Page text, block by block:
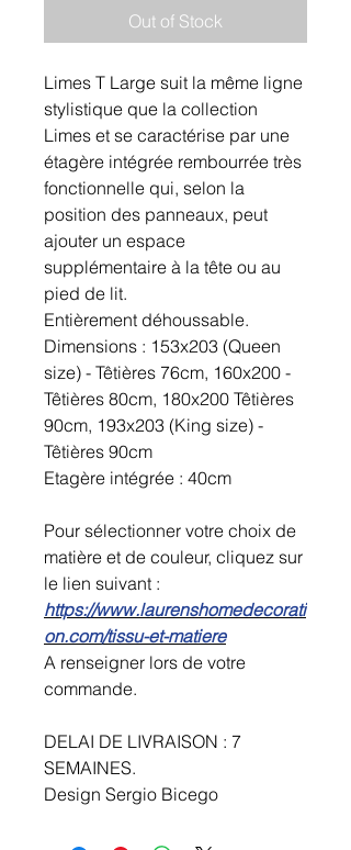
Out of Stock
Limes T Large suit la même ligne
stylistique que la collection
Limes et se caractérise par une
étagère intégrée rembourrée très
fonctionnelle qui, selon la
position des panneaux, peut
ajouter un espace
supplémentaire à la tête ou au
pied de lit.
Entièrement déhoussable.
Dimensions : 153x203 (Queen
size) - Têtières 76cm, 160x200 -
Têtières 80cm, 180x200 Têtières
90cm, 193x203 (King size) -
Têtières 90cm
Etagère intégrée : 40cm
Pour sélectionner votre choix de
matière et de couleur, cliquez sur
le lien suivant :
https://www.laurenshomedecorati
on.com/tissu-et-matiere
A renseigner lors de votre
commande.
DELAI DE LIVRAISON : 7
SEMAINES.
Design Sergio Bicego